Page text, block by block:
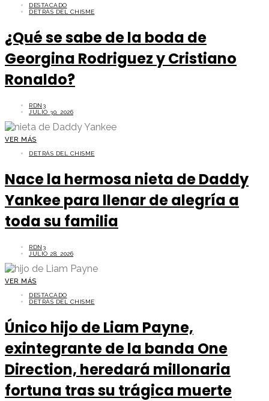
DESTACADO
DETRÁS DEL CHISME
¿Qué se sabe de la boda de
Georgina Rodriguez y Cristiano
Ronaldo?
RDN3
JULIO 30, 2026
VER MÁS
DETRÁS DEL CHISME
Nace la hermosa nieta de Daddy
Yankee para llenar de alegría a
toda su familia
RDN3
JULIO 28, 2026
VER MÁS
DESTACADO
DETRÁS DEL CHISME
Único hijo de Liam Payne,
exintegrante de la banda One
Direction, heredará millonaria
fortuna tras su trágica muerte